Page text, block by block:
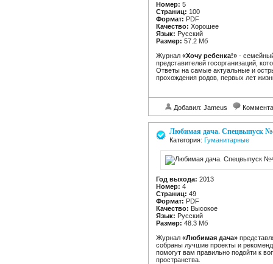
Номер: 5
Страниц: 100
Формат: PDF
Качество: Хорошее
Язык: Русский
Размер: 57.2 Мб
Журнал «Хочу ребенка!» -
представителей госорганизаций,
Ответы на самые актуальные и
прохождения родов, первых лет
Добавил: Jameus
Любимая дача. Спецвыпуск
Категория: Гуманитарные
Год выхода: 2013
Номер: 4
Страниц: 49
Формат: PDF
Качество: Высокое
Язык: Русский
Размер: 48.3 Мб
Журнал «Любимая дача»
собраны лучшие проекты и
помогут вам правильно подойти к
пространства.